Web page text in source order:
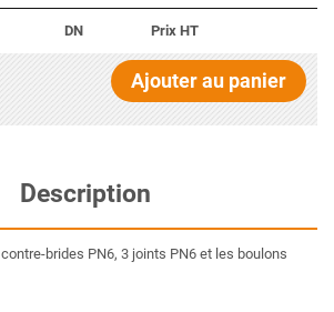
DN Prix HT
Ajouter au panier
Description
brides PN6, 3 joints PN6 et les boulons